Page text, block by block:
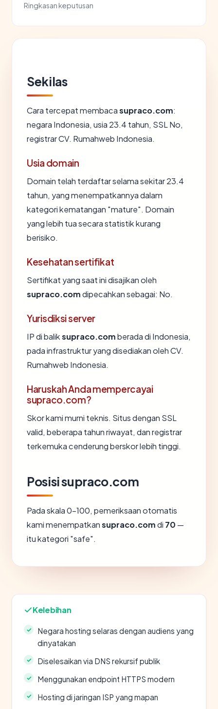
Ringkasan keputusan
Sekilas
Cara tercepat membacasupraco.com:
negara Indonesia, usia 23.4 tahun, SSL No,
registrar CV. Rumahweb Indonesia.
Usia domain
Domain telah terdaftar selama sekitar 23.4
tahun, yang menempatkannya dalam
kategori kematangan "mature". Domain
yang lebih tua secara statistik kurang
berisiko.
Kesehatan sertifikat
Sertifikat yang saat ini disajikan oleh
supraco.comdipecahkan sebagai: No.
Yurisdiksi server
IP di baliksupraco.comberada di Indonesia,
pada infrastruktur yang disediakan oleh CV.
Rumahweb Indonesia.
Haruskah Anda mempercayai
supraco.com?
Skor kami murni teknis. Situs dengan SSL
valid, beberapa tahun riwayat, dan registrar
terkemuka cenderung berskor lebih tinggi.
Posisi supraco.com
Pada skala 0-100, pemeriksaan otomatis
kami menempatkansupraco.comdi 70 —
itu kategori "safe".
Kelebihan
Negara hosting selaras dengan audiens yang
dinyatakan
Diselesaikan via DNS rekursif publik
Menggunakan endpoint HTTPS modern
Hosting di jaringan ISP yang mapan